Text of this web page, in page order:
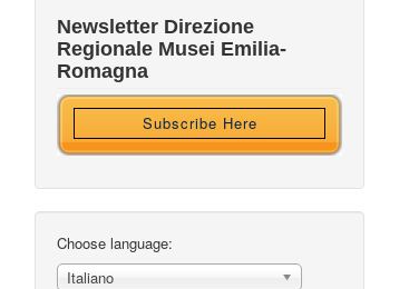
Newsletter Direzione
Regionale Musei Emilia-
Romagna
Subscribe Here
Ricevi HTML?
Choose language:
Italiano